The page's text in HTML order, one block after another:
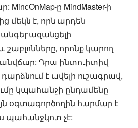
MindOnMap-ը MindMaster-ի
մեկն է, որն արդեն
որոնք կարող
Դրա ինտուիտիվ
է ավելի ուշագրավ,
կպահանջի ընդամենը
օգտագործողին հարմար է
պահանջկոտ չէ: